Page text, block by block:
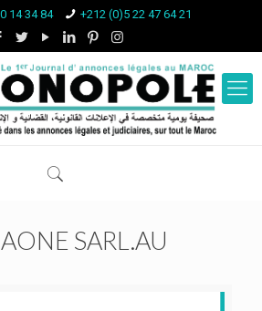
14 34 84 +212 (0)5 22 47 64 21
SARL.AU